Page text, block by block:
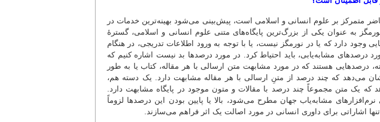
متمرکز بر علوم انسانی و اسلامی است، پیش‌بینی می‌شود بهینه‌ترین خدمات در
به عنوان یکی از بزرگ‌ترین پایگاه‌های متنی علوم انسانی و اسلامی، گسترۀ
وجود دارد که یا در نورمگز نیست، یا با توجه به ورود اطلاعات تدریجی، در هنگام
درصدهای مشابه‌یابی، باید احتیاط کرد. در مورد درصدها بد نیست اشاره کنیم که
درصدهایی هستند که در مورد مشابهت متن ارسالی با هر مقاله، کتاب یا به طور
می‌دهد که چند درصد از متنِ ارسالی با هر مقاله مشابهت دارد. یک دسته هم،
یک متن مجموعاً چند درصد با مقالات و متون موجود در پایگاه مشابهت دارد.
مشابه‌یاب جهان مطرح می‌شود، بالا یا پایین بودن این درصدها لزوماً
اشاراتی برای داوری انسانی در مورد اصالت‌ یک اثر فراهم می‌سازند.